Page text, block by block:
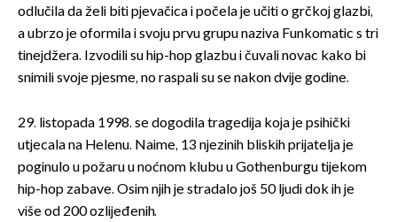
odlučila da želi biti pjevačica i počela je učiti o grčkoj glazbi,
a ubrzo je oformila i svoju prvu grupu naziva Funkomatic s tri
tinejdžera. Izvodili su hip-hop glazbu i čuvali novac kako bi
snimili svoje pjesme, no raspali su se nakon dvije godine.
29. listopada 1998. se dogodila tragedija koja je psihički
utjecala na Helenu. Naime, 13 njezinih bliskih prijatelja je
poginulo u požaru u noćnom klubu u Gothenburgu tijekom
hip-hop zabave. Osim njih je stradalo još 50 ljudi dok ih je
više od 200 ozlijeđenih.